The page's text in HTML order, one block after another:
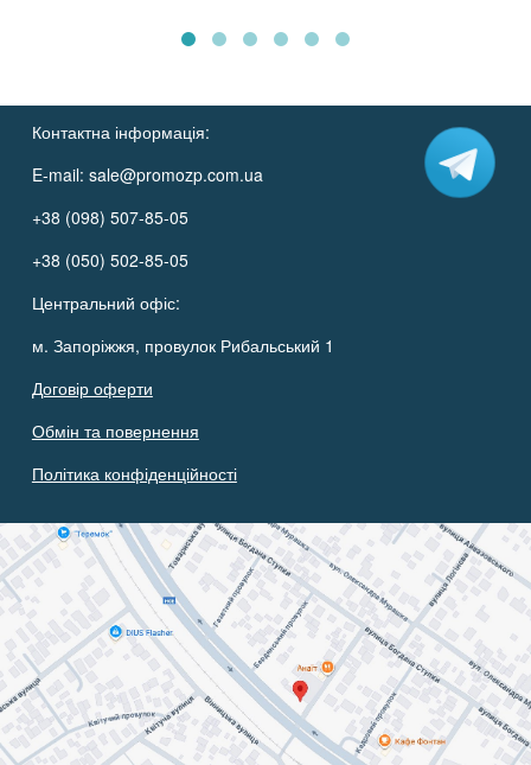
Контактна інформація:
E-mail: sale@promozp.com.ua
+38 (098) 507-85-05
+38 (050) 502-85-05
Центральний офіс:
м. Запоріжжя, провулок Рибальський 1
Договір оферти
Обмін та повернення
Політика конфіденційності